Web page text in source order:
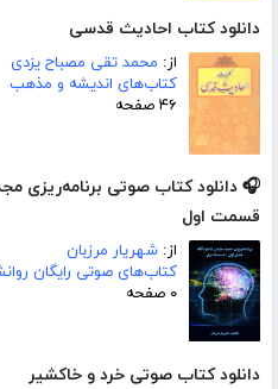
دانلود کتاب احادیث قدسی
از: محمد تقی مصباح یزدی
کتاب‌های اندیشه و مذهب
۴۶ صفحه
🎧 دانلود کتاب صوتی برنامه‌ریزی
قسمت اول
از: شهریار مرزبان
کتاب‌های صوتی رایگان
۰ صفحه
دانلود کتاب صوتی خرد و خاکشیر